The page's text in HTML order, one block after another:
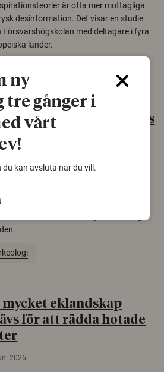
är ofta mer mottagliga
desinformation. Det visar en studie
Försvarshögskolan med deltagare i fyra
länder.
skinn var Sveriges
sko
sko. Fyndet bär spår av romerskt
och beskrivs som mycket ovanligt i
mycket eklandskap
för att rädda hotade
2026
ny
tre gånger i
vårt
du kan avsluta när du vill.